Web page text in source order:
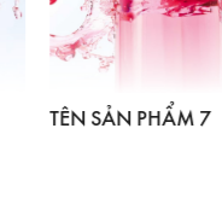
TÊN SẢN PHẨM 7